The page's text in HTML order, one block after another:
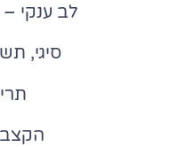
לב ענקי
סיגי,